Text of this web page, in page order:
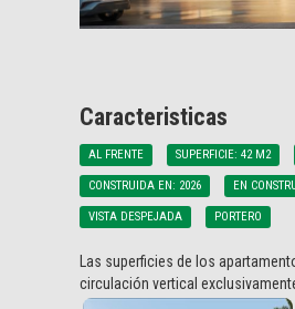
Caracteristicas
AL FRENTE SUPERFICIE: 42 M2
CONSTRUIDA EN: 2026 EN
VISTA DESPEJADA PORTERO
Las superficies de los
circulación vertical